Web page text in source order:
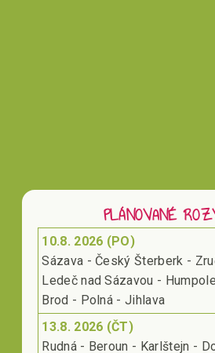
PLÁNOVANÉ
10.8. 2026 (PO)
Sázava - Český Šterberk -
Ledeč nad Sázavou -
Brod - Polná - Jihlava
13.8. 2026 (ČT)
Rudná - Beroun - Karlštejn -